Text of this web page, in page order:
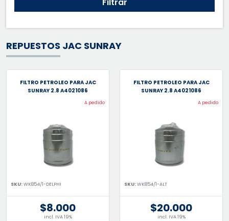
REPUESTOS JAC SUNRAY
FILTRO PETROLEO PARA JAC
SUNRAY 2.8 A4021086
A pedido
SKU:WK854/1-DELPHI
$8.000
incl. IVA 19%
FILTRO PETROLEO PARA JAC
SUNRAY 2.8 A4021086
A pedido
SKU:WK854/1-ALT
$20.000
incl. IVA 19%